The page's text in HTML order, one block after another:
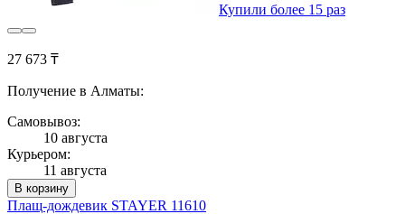
Купили более 15 раз
27 673 ₸
Получение в Алматы:
Самовывоз:
10 августа
Курьером:
11 августа
В корзину
Плащ-дождевик STAYER 11610